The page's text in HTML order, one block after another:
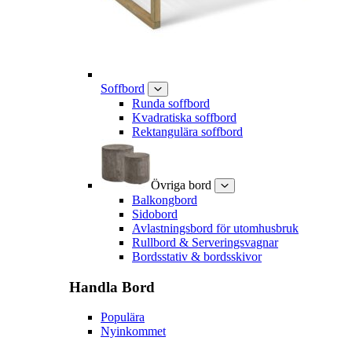
Soffbord
Runda soffbord
Kvadratiska soffbord
Rektangulära soffbord
Övriga bord
Balkongbord
Sidobord
Avlastningsbord för utomhusbruk
Rullbord & Serveringsvagnar
Bordsstativ & bordsskivor
Handla Bord
Populära
Nyinkommet